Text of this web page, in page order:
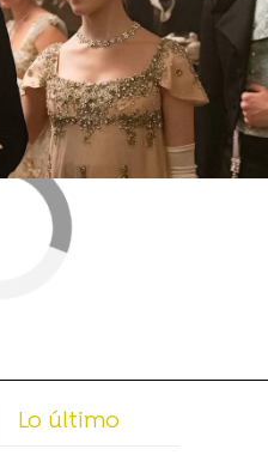
Lo último